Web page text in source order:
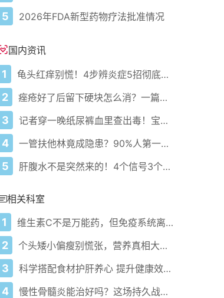
5 2026年FDA新型药物疗法批准情况
国内资讯
1 龟头红痒别慌！4步辨炎症5招彻底防复发
2 痤疮好了后留下硬块怎么消？一篇给你讲明白！
3 记者穿一晚纸尿裤血里查出毒！宝宝血液浓度竟是成人的5倍？
4 一管扶他林竟成隐患？90%人第一步就错了！
5 肝腹水不是突然来的！4个信号3个管理要点别等肚子鼓起来
相关科室
1 维生素C不是万能药，但免疫系统离不开它
2 个头矮小偏瘦别慌张，营养真相大揭秘！
3 科学搭配食材护肝养心 提升健康效果实用技巧
4 慢性骨髓炎能治好吗？这场持久战有新打法！